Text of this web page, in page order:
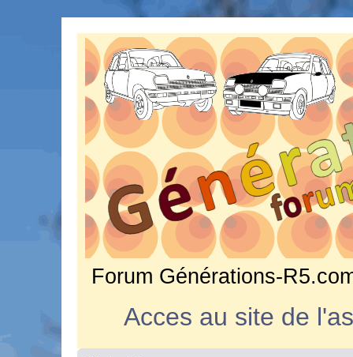
Forum Générations-
Acces au site de